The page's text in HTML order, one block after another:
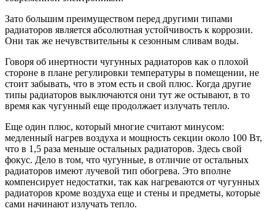
Зато большим преимуществом перед другими типами
радиаторов является абсолютная устойчивость к коррозии.
Они так же нечувствительны к сезонным сливам воды.
Говоря об инертности чугунных радиаторов как о плохой
стороне в плане регулировки температуры в помещении, не
стоит забывать, что в этом есть и свой плюс. Когда другие
типы радиаторов выключаются они тут же остывают, в то
время как чугунный еще продолжает излучать тепло.
Еще один плюс, который многие считают минусом:
медленный нагрев воздуха и мощность секции около 100 Вт,
что в 1,5 раза меньше остальных радиаторов. Здесь свой
фокус. Дело в том, что чугунные, в отличие от остальных
радиаторов имеют лучевой тип обогрева. Это вполне
компенсирует недостатки, так как нагреваются от чугунных
радиаторов кроме воздуха еще и стены и предметы, которые
сами начинают излучать тепло.